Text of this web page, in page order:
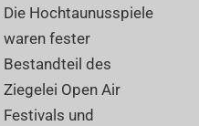
Die Hochtaunusspiele
waren fester
Bestandteil des
Ziegelei Open Air
Festivals und